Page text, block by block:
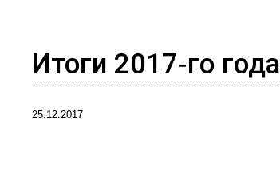
Итоги 2017‑го года
25.12.2017